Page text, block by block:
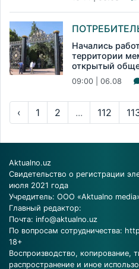
Начались
территории
открытый
09:00 | 06.08
‹ 1 2 ... 112
Aktualno.uz
Свидетельство о регистрации
июля 2021 года
Учредитель: ООО «Aktualno
Главный редактор:
Почта: info@aktualno.uz
По вопросам сотрудничества:
18+
Воспроизводство, копирование,
распространение и иное